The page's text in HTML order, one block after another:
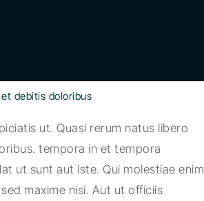
debitis doloribus
ut. Quasi rerum natus libero
tempora in et tempora
ut sunt aut iste. Qui molestiae enim
maxime nisi. Aut ut officiis